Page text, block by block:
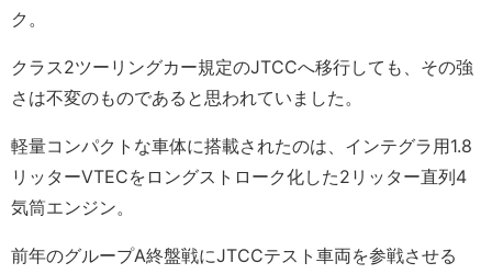
ク。
クラス2ツーリングカー規定のJTCCへ移行しても、その強
さは不変のものであると思われていました。
軽量コンパクトな車体に搭載されたのは、インテグラ用1.8
リッターVTECをロングストローク化した2リッター直列4
気筒エンジン。
前年のグループA終盤戦にJTCCテスト車両を参戦させる